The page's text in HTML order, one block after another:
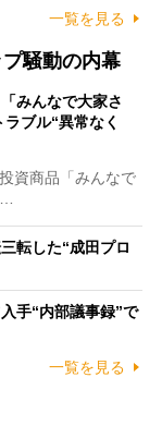
一覧を見る
プ騒動の内幕
みんなで大家さ
ブル“異常なく
資商品「みんなで
転した“成田プロ
手“内部議事録”で
一覧を見る